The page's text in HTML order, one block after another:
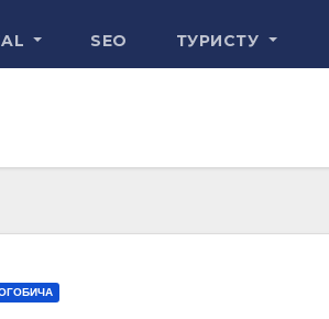
SEO ТУРИСТУ